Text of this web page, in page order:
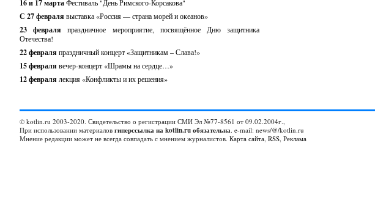
16 и 17 мартаФестиваль "День Римского-Корсакова"
С 27 февраля выставка «Россия — страна морей и океанов»
23 февраляпраздничное мероприятие, посвящённое Дню защитника
Отечества!
22 февраля праздничный концерт «Защитникам – Слава!»
15 февраля вечер-концерт «Шрамы на сердце…»
12 февраля лекция «Конфликты и их решения»
© kotlin.ru 2003-2020. Свидетельство о регистрации СМИ Эл №77-8561 от 09.02.2004г.,
При использовании материалов гиперссылка на kotlin.ru обязательна. e-mail: news/@/kotlin.ru
Мнение редакции может не всегда совпадать с мнением журналистов. Карта сайта, RSS, Реклама